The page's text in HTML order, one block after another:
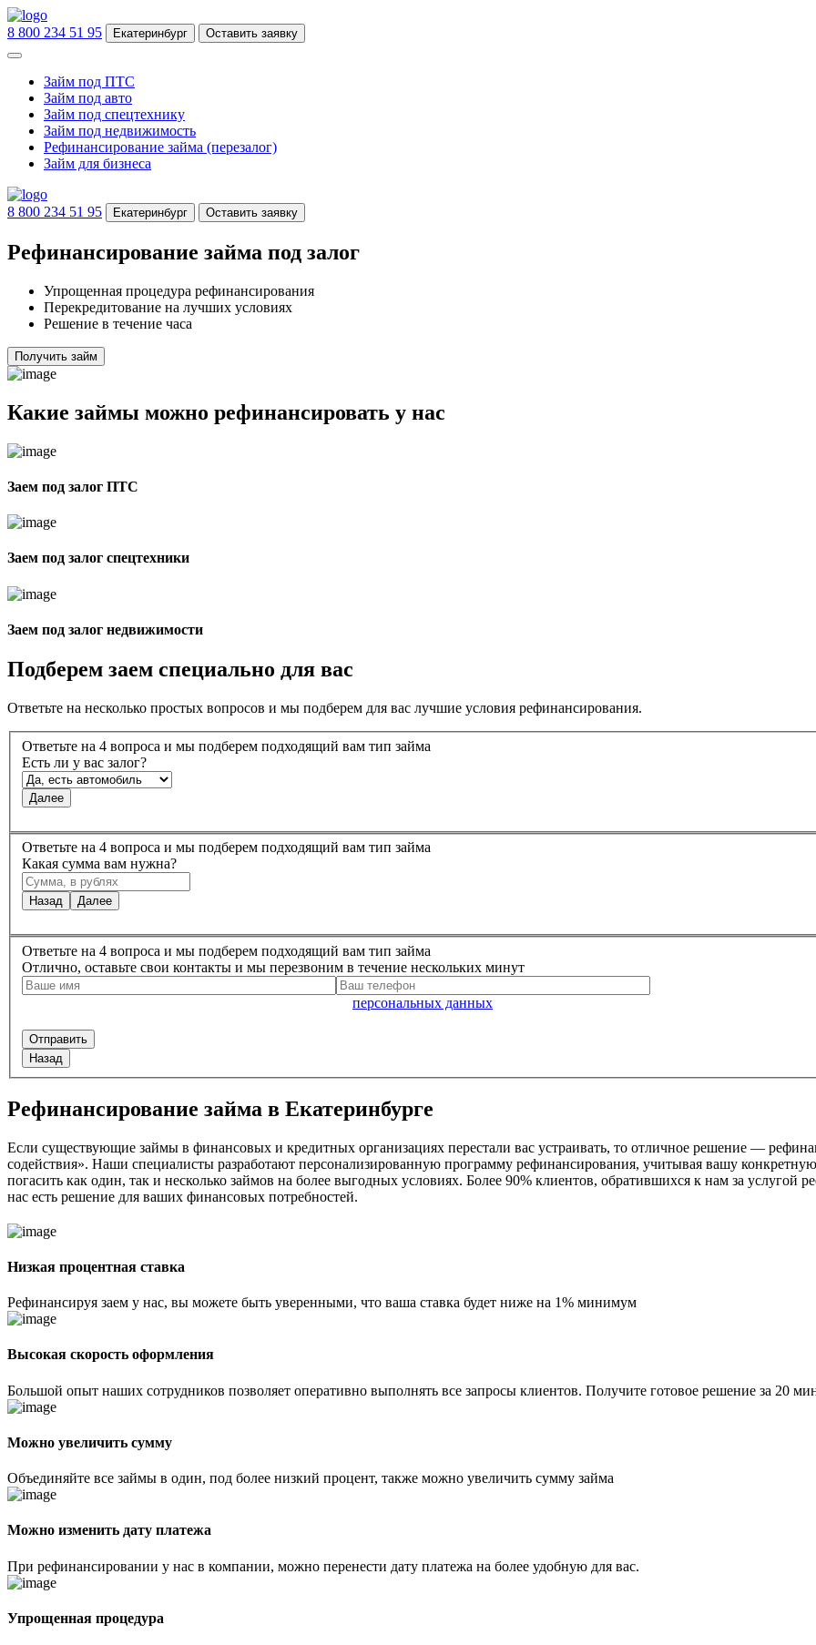
8 800 234 51 95 Екатеринбург Оставить заявку
Займ под ПТС
Займ под авто
Займ под спецтехнику
Займ под недвижимость
Рефинансирование займа (перезалог)
Займ для бизнеса
8 800 234 51 95 Екатеринбург Оставить заявку
Рефинансирование займа под залог
Упрощенная процедура рефинансирования
Перекредитование на лучших условиях
Решение в течение часа
Получить займ
Какие займы можно рефинансировать у нас
Заем под залог ПТС
Заем под залог спецтехники
Заем под залог недвижимости
Подберем заем специально для вас
Ответьте на несколько простых вопросов и мы подберем для вас лучшие условия рефинансирования.
Ответьте на 4 вопроса и мы подберем подходящий вам тип займа
Есть ли у вас залог?
Далее
Ответьте на 4 вопроса и мы подберем подходящий вам тип займа
Какая сумма вам нужна?
Назад Далее
Ответьте на 4 вопроса и мы подберем подходящий вам тип займа
Отлично, оставьте свои контакты и мы перезвоним в течение нескольких минут
персональных данных
Назад
Рефинансирование займа в Екатеринбурге
Если существующие займы в финансовых и кредитных организациях перестали вас устраивать, то отличное решение —
содействия». Наши специалисты разработают персонализированную программу рефинансирования, учитывая вашу
погасить как один, так и несколько займов на более выгодных условиях. Более 90% клиентов, обратившихся к нам за
нас есть решение для ваших финансовых потребностей.
Низкая процентная ставка
Рефинансируя заем у нас, вы можете быть уверенными, что ваша ставка будет ниже на 1% минимум
Высокая скорость оформления
Большой опыт наших сотрудников позволяет оперативно выполнять все запросы клиентов. Получите готовое решение за 20
Можно увеличить сумму
Объединяйте все займы в один, под более низкий процент, также можно увеличить сумму займа
Можно изменить дату платежа
При рефинансировании у нас в компании, можно перенести дату платежа на более удобную для вас.
Упрощенная процедура